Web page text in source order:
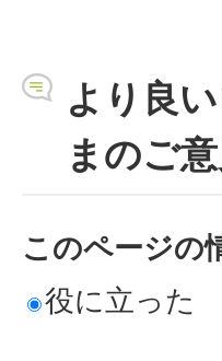
より良
まのご
このページの
役に立った